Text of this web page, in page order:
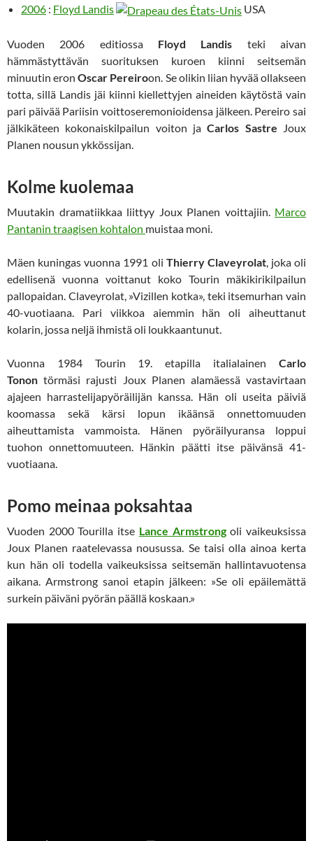
2006 : Floyd Landis USA
Vuoden 2006 editiossa Floyd Landis teki aivan
hämmästyttävän suorituksen kuroen kiinni seitsemän
minuutin eronOscar Pereiroon. Se olikin liian hyvää ollakseen
totta, sillä Landis jäi kiinni kiellettyjen aineiden käytöstä vain
pari päivää Pariisin voittoseremonioidensa jälkeen. Pereiro sai
jälkikäteen kokonaiskilpailun voiton jaCarlos Sastre Joux
Planen nousun ykkössijan.
Kolme kuolemaa
Muutakin dramatiikkaa liittyy Joux Planen voittajiin. Marco
Pantanin traagisen kohtalon muistaa moni.
Mäen kuningas vuonna 1991 oli Thierry Claveyrolat, joka oli
edellisenä vuonna voittanut koko Tourin mäkikirikilpailun
pallopaidan. Claveyrolat, »Vizillen kotka», teki itsemurhan vain
40-vuotiaana. Pari viikkoa aiemmin hän oli aiheuttanut
kolarin, jossa neljä ihmistä oli loukkaantunut.
Vuonna 1984 Tourin 19. etapilla italialainen Carlo
Tonon törmäsi rajusti Joux Planen alamäessä vastavirtaan
ajajeen harrastelijapyöräilijän kanssa. Hän oli useita päiviä
koomassa sekä kärsi lopun ikäänsä onnettomuuden
aiheuttamista vammoista. Hänen pyöräilyuransa loppui
tuohon onnettomuuteen. Hänkin päätti itse päivänsä 41-
vuotiaana.
Pomo meinaa poksahtaa
Vuoden 2000 Tourilla itse Lance Armstrongoli vaikeuksissa
Joux Planen raatelevassa nousussa. Se taisi olla ainoa kerta
kun hän oli todella vaikeuksissa seitsemän hallintavuotensa
aikana. Armstrong sanoi etapin jälkeen: »Se oli epäilemättä
surkein päiväni pyörän päällä koskaan.»